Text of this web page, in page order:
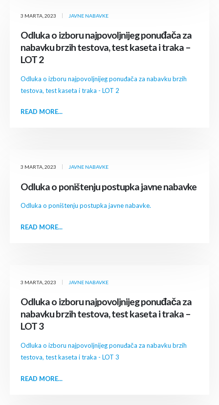
3 MARTA, 2023 JAVNE NABAVKE
Odluka o izboru najpovoljnijeg ponuđača za
nabavku brzih testova, test kaseta i traka –
LOT 2
Odluka o izboru najpovoljnijeg ponuđača za nabavku brzih
testova, test kaseta i traka - LOT 2
READ MORE...
3 MARTA, 2023 JAVNE NABAVKE
Odluka o poništenju postupka javne nabavke
Odluka o poništenju postupka javne nabavke.
READ MORE...
3 MARTA, 2023 JAVNE NABAVKE
Odluka o izboru najpovoljnijeg ponuđača za
nabavku brzih testova, test kaseta i traka –
LOT 3
Odluka o izboru najpovoljnijeg ponuđača za nabavku brzih
testova, test kaseta i traka - LOT 3
READ MORE...